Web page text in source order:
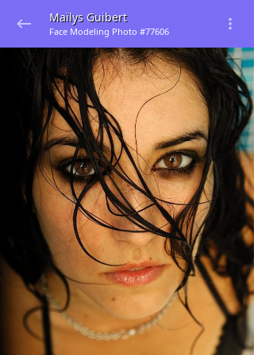
Maïlys Guibert
Face Modeling Photo #77606